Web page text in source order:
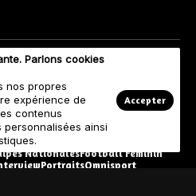
NationalesFootball Féminin
PortraitsOmnisport
Parlons cookies
nos propres
expérience de
contenus
ainsi
Accepter